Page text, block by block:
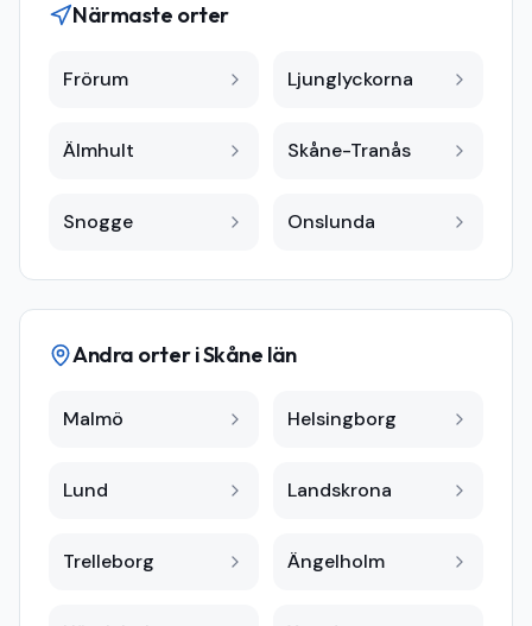
Närmaste orter
Frörum Ljunglyckorna
Älmhult Skåne-Tranås
Snogge Onslunda
Andra orter iSkåne län
Malmö Helsingborg
Lund Landskrona
Trelleborg Ängelholm